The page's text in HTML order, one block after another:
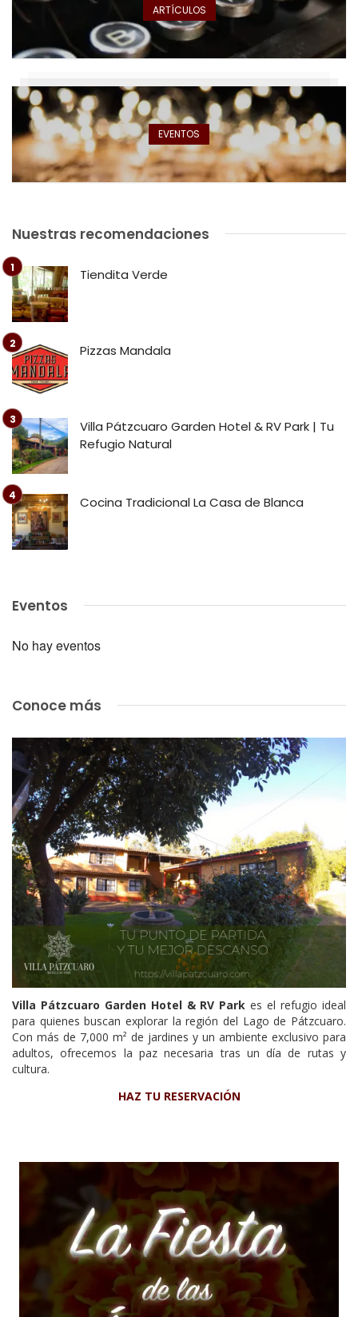
ARTÍCULOS
EVENTOS
Nuestras recomendaciones
Tiendita Verde
Pizzas Mandala
Villa Pátzcuaro Garden Hotel & RV Park | Tu
Refugio Natural
Cocina Tradicional La Casa de Blanca
Eventos
No hay eventos
Conoce más
Villa Pátzcuaro Garden Hotel & RV Park es el refugio ideal
para quienes buscan explorar la región del Lago de Pátzcuaro.
Con más de 7,000 m² de jardines y un ambiente exclusivo para
adultos, ofrecemos la paz necesaria tras un día de rutas y
cultura.
HAZ TU RESERVACIÓN